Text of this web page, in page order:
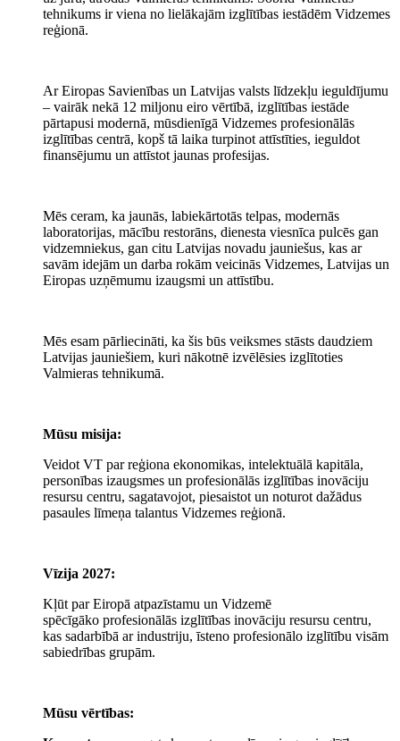
tehnikums ir viena no lielākajām izglītības iestādēm Vidzemes
reģionā.
Ar Eiropas Savienības un Latvijas valsts līdzekļu ieguldījumu
– vairāk nekā 12 miljonu eiro vērtībā, izglītības iestāde
pārtapusi modernā, mūsdienīgā Vidzemes profesionālās
izglītības centrā, kopš tā laika turpinot attīstīties, ieguldot
finansējumu un attīstot jaunas profesijas.
Mēs ceram, ka jaunās, labiekārtotās telpas, modernās
laboratorijas, mācību restorāns, dienesta viesnīca pulcēs gan
vidzemniekus, gan citu Latvijas novadu jauniešus, kas ar
savām idejām un darba rokām veicinās Vidzemes, Latvijas un
Eiropas uzņēmumu izaugsmi un attīstību.
Mēs esam pārliecināti, ka šis būs veiksmes stāsts daudziem
Latvijas jauniešiem, kuri nākotnē izvēlēsies izglītoties
Valmieras tehnikumā.
Mūsu misija:
Veidot VT par reģiona ekonomikas, intelektuālā kapitāla,
personības izaugsmes un profesionālās izglītības inovāciju
resursu centru, sagatavojot, piesaistot un noturot dažādus
pasaules līmeņa talantus Vidzemes reģionā.
Vīzija 2027:
Kļūt par Eiropā atpazīstamu un Vidzemē
spēcīgāko profesionālās izglītības inovāciju resursu centru,
kas sadarbībā ar industriju, īsteno profesionālo izglītību visām
sabiedrības grupām.
Mūsu vērtības: